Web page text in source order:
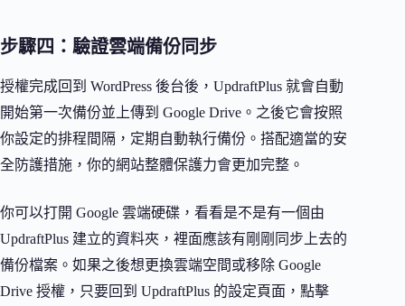
步驟四：驗證雲端備份同步
授權完成回到 WordPress 後台後，UpdraftPlus 就會自動
開始第一次備份並上傳到 Google Drive。之後它會按照
你設定的排程間隔，定期自動執行備份。搭配適當的安
全防護措施，你的網站整體保護力會更加完整。
你可以打開 Google 雲端硬碟，看看是不是有一個由
UpdraftPlus 建立的資料夾，裡面應該有剛剛同步上去的
備份檔案。如果之後想更換雲端空間或移除 Google
Drive 授權，只要回到 UpdraftPlus 的設定頁面，點擊